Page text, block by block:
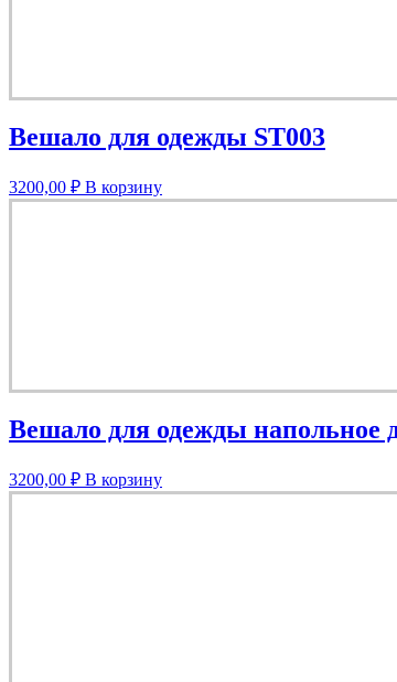
Вешало для одежды ST003
3200,00 ₽ В корзину
Вешало для одежды напольное
3200,00 ₽ В корзину